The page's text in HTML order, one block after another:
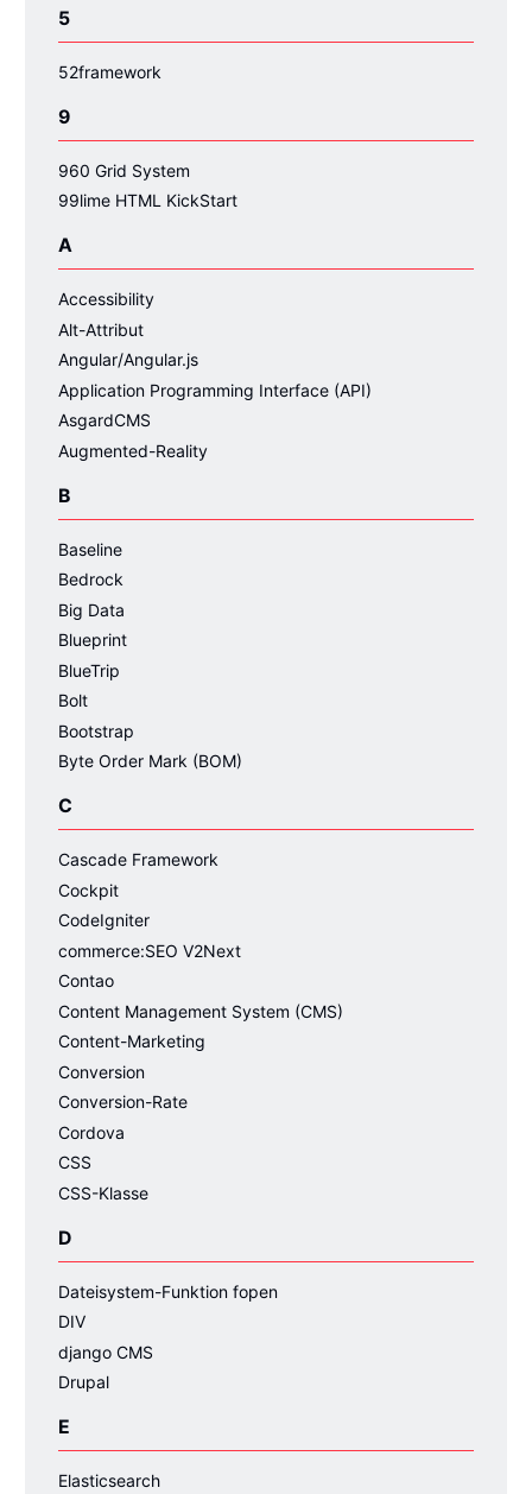
5
52framework
9
960 Grid System
99lime HTML KickStart
A
Accessibility
Alt-Attribut
Angular/Angular.js
Application Programming Interface (API)
AsgardCMS
Augmented-Reality
B
Baseline
Bedrock
Big Data
Blueprint
BlueTrip
Bolt
Bootstrap
Byte Order Mark (BOM)
C
Cascade Framework
Cockpit
CodeIgniter
commerce:SEO V2Next
Contao
Content Management System (CMS)
Content-Marketing
Conversion
Conversion-Rate
Cordova
CSS
CSS-Klasse
D
Dateisystem-Funktion fopen
DIV
django CMS
Drupal
E
Elasticsearch